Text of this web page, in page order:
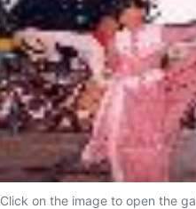
Click on the image to open the